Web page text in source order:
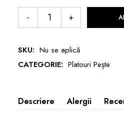
SKU: Nu se aplică
CATEGORIE: Platouri Pește
Descriere Alergii